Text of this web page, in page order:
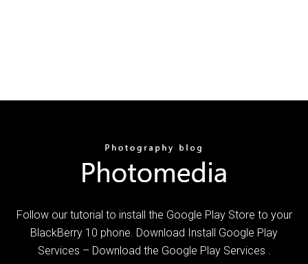
Follow our tutorial to install the Google Play Store to your
BlackBerry 10 phone. Download Install Google Play
Services – Download the Google Play Services .